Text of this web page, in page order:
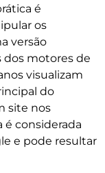
é
os
versão
dos motores de
visualizam
do
site nos
é considerada
e pode resultar